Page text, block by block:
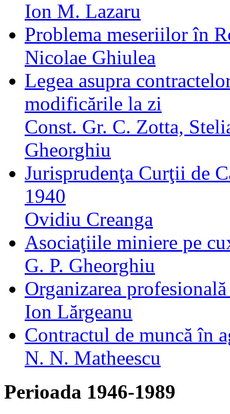
Ion M. Lazaru
Problema meseriilor în
Nicolae Ghiulea
Legea asupra
modificările la zi
Const. Gr. C. Zotta,
Gheorghiu
Jurisprudenţa Curţii de
1940
Ovidiu Creanga
Asociaţiile miniere pe
G. P. Gheorghiu
Organizarea
Ion Lărgeanu
Contractul de muncă în
N. N. Matheescu
Perioada 1946-1989